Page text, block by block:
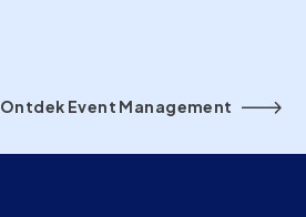
Ontdek Event Management